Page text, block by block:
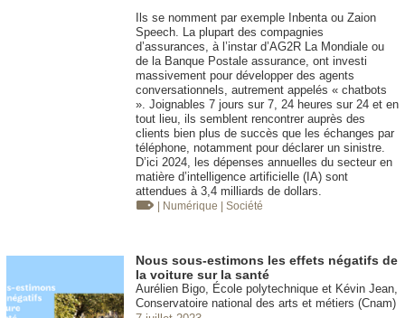
Ils se nomment par exemple Inbenta ou Zaion
Speech. La plupart des compagnies
d’assurances, à l’instar d’AG2R La Mondiale ou
de la Banque Postale assurance, ont investi
massivement pour développer des agents
conversationnels, autrement appelés « chatbots
». Joignables 7 jours sur 7, 24 heures sur 24 et en
tout lieu, ils semblent rencontrer auprès des
clients bien plus de succès que les échanges par
téléphone, notamment pour déclarer un sinistre.
D’ici 2024, les dépenses annuelles du secteur en
matière d’intelligence artificielle (IA) sont
attendues à 3,4 milliards de dollars.
| Numérique | Société
Nous sous-estimons les effets négatifs de
la voiture sur la santé
Aurélien Bigo, École polytechnique et Kévin Jean,
Conservatoire national des arts et métiers (Cnam)